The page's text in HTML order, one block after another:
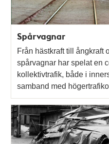
Spårvagnar
Från hästkraft till ångkraft
spårvagnar har spelat en
kollektivtrafik, både i
samband med